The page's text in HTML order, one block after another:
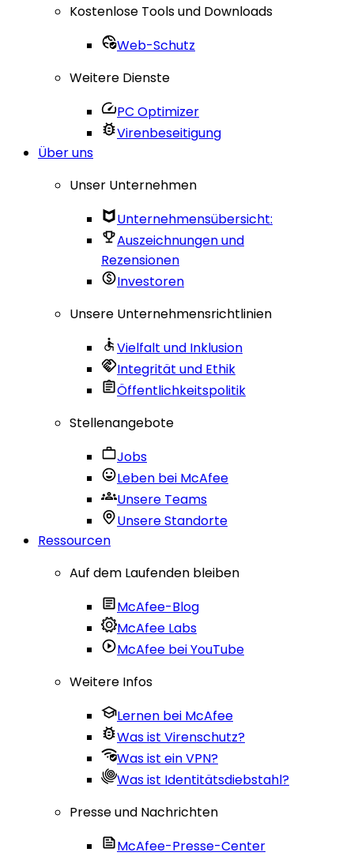
Kostenlose Tools und Downloads
Web-Schutz
Weitere Dienste
PC Optimizer
Virenbeseitigung
Über uns
Unser Unternehmen
Unternehmensübersicht:
Auszeichnungen und
Rezensionen
Investoren
Unsere Unternehmensrichtlinien
Vielfalt und Inklusion
Integrität und Ethik
Öffentlichkeitspolitik
Stellenangebote
Jobs
Leben bei McAfee
Unsere Teams
Unsere Standorte
Ressourcen
Auf dem Laufenden bleiben
McAfee-Blog
McAfee Labs
McAfee bei YouTube
Weitere Infos
Lernen bei McAfee
Was ist Virenschutz?
Was ist ein VPN?
Was ist Identitätsdiebstahl?
Presse und Nachrichten
McAfee-Presse-Center